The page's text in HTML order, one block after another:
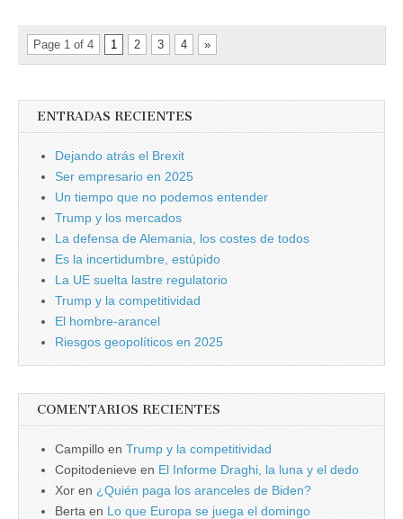
Page 1 of 4 1 2 3 4 »
ENTRADAS RECIENTES
Dejando atrás el Brexit
Ser empresario en 2025
Un tiempo que no podemos entender
Trump y los mercados
La defensa de Alemania, los costes de todos
Es la incertidumbre, estúpido
La UE suelta lastre regulatorio
Trump y la competitividad
El hombre-arancel
Riesgos geopolíticos en 2025
COMENTARIOS RECIENTES
Campillo en Trump y la competitividad
Copitodenieve en El Informe Draghi, la luna y el dedo
Xor en ¿Quién paga los aranceles de Biden?
Berta en Lo que Europa se juega el domingo